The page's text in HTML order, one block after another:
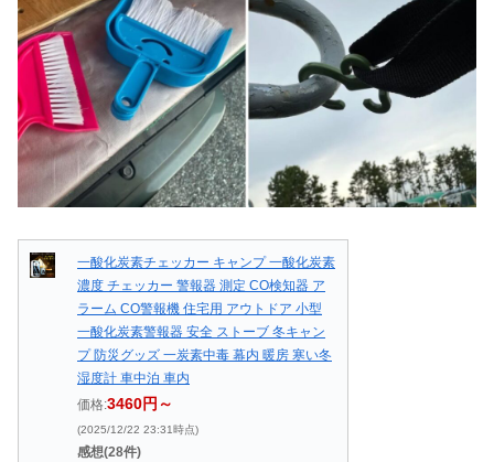
一酸化炭素チェッカー キャンプ 一酸化炭素
濃度 チェッカー 警報器 測定 CO検知器 ア
ラーム CO警報機 住宅用 アウトドア 小型
一酸化炭素警報器 安全 ストーブ 冬キャン
プ 防災グッズ 一炭素中毒 幕内 暖房 寒い冬
湿度計 車中泊 車内
価格:3460円～
(2025/12/22 23:31時点)
感想(28件)